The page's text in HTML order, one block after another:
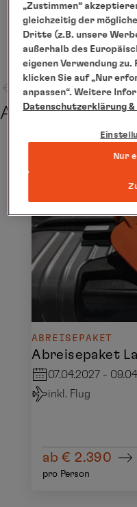
ab € 1.690
pro Person
Abreise
ABREISEPAKET
Abreisepaket
07.04.2027 -
inkl. Flug
ab € 2.390
pro Person
„Zustimmen“
gleichzeitig der
Dritte (z.B. unsere
außerhalb des
eigenen Verwendung zu.
klicken Sie auf „Nur
anpassen“. Weitere
Datenschutzerklärung &
Nur